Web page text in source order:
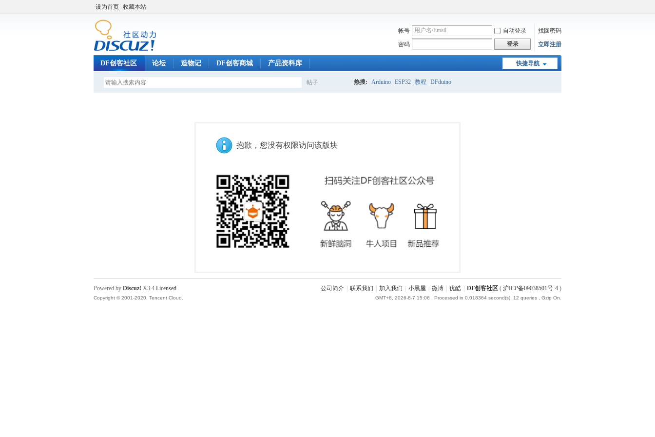
设为首页 收藏本站
帐号 自动登录
找回密码
密码
登录 立即注册
快捷导航
DF创客社区 论坛 造物记 DF创客商城 产品资料库
帖子 热搜: Arduino ESP32 教程 DFduino
抱歉，您没有权限访问该版块
公司简介 联系我们 加入我们 小黑屋 微博 优酷 DF创客社区 ( 沪ICP备09038501号-4 )
GMT+8, 2026-8-7 15:06 , Processed in 0.018364 second(s), 12 queries , Gzip On.
Powered by Discuz! X3.4 Licensed
Copyright © 2001-2020, Tencent Cloud.